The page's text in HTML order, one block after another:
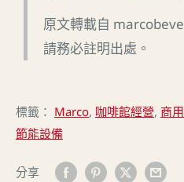
原文轉載自
請務必註明出處。
標籤： Marco, 咖啡館經營, 商
節能設備
分享